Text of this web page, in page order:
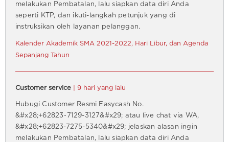
melakukan Pembatalan, lalu siapkan data diri Anda
seperti KTP, dan ikuti-langkah petunjuk yang di
instruksikan oleh layanan pelanggan.
Kalender Akademik SMA 2021-2022, Hari Libur, dan Agenda
Sepanjang Tahun
Customer service | 9 hari yang lalu
Hubugi Customer Resmi Easycash No.
&#x28;+62823~7129-3127&#x29; atau live chat via WA,
&#x28;+62823-7275-5340&#x29; jelaskan alasan ingin
melakukan Pembatalan, lalu siapkan data diri Anda